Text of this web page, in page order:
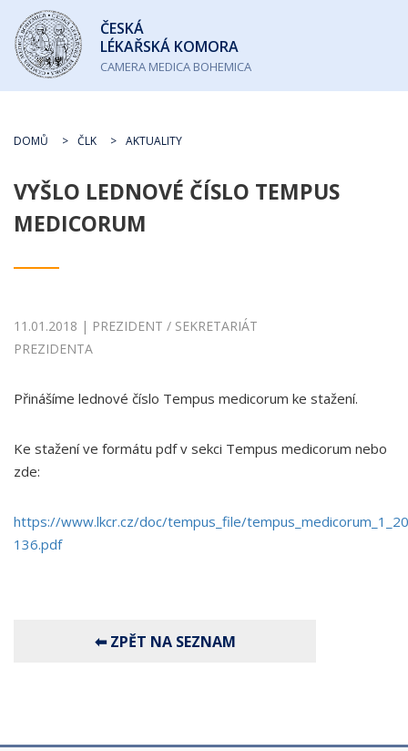
Česká
lékařská
komora
ČESKÁ
LÉKAŘSKÁ KOMORA
CAMERA MEDICA BOHEMICA
DOMŮ ČLK AKTUALITY
VYŠLO LEDNOVÉ ČÍSLO TEMPUS
MEDICORUM
11.01.2018 | PREZIDENT / SEKRETARIÁT
PREZIDENTA
Přinášíme lednové číslo Tempus medicorum ke stažení.
Ke stažení ve formátu pdf v sekci Tempus medicorum nebo
zde:
https://www.lkcr.cz/doc/tempus_file/
136.pdf